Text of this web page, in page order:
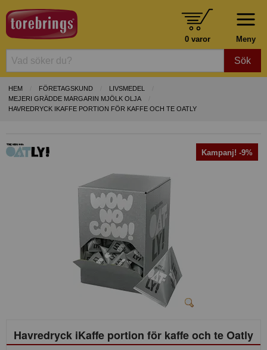
Meny
0 varor
Sök
HEM FÖRETAGSKUND
LIVSMEDEL
MEJERI GRÄDDE MARGARIN MJÖLK OLJA
HAVREDRYCK IKAFFE PORTION FÖR KAFFE OCH TE OATLY
Kampanj! -9%
Havredryck iKaffe portion för kaffe och te Oatly